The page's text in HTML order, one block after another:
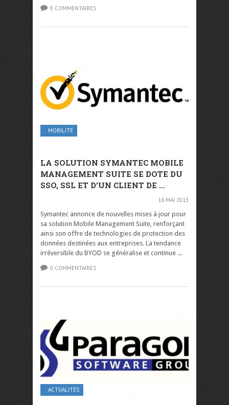
0 COMMENTAIRES
MOBILITÉ
LA SOLUTION SYMANTEC MOBILE
MANAGEMENT SUITE SE DOTE DU
SSO, SSL ET D’UN CLIENT DE ...
16 MAI 2013
Symantec annonce de nouvelles mises à jour pour
sa solution Mobile Management Suite, renforçant
ainsi son offre de technologies de protection des
données destinées aux entreprises. La tendance
irréversible du BYOD se généralise et continue ...
0 COMMENTAIRES
ACTUALITÉS